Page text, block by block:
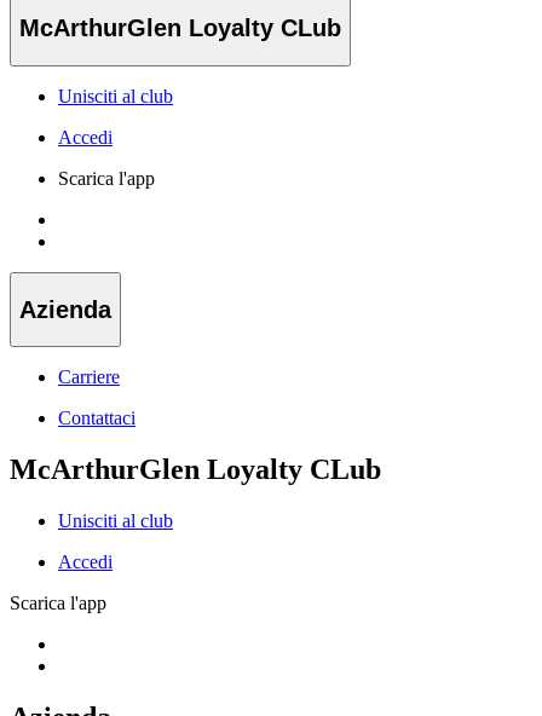
McArthurGlen Loyalty CLub
Unisciti al club
Accedi
Scarica l'app
Azienda
Carriere
Contattaci
McArthurGlen Loyalty CLub
Unisciti al club
Accedi
Scarica l'app